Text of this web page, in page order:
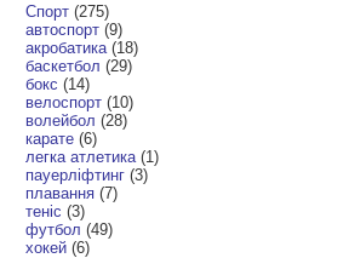
Спорт (275)
автоспорт (9)
акробатика (18)
баскетбол (29)
бокс (14)
велоспорт (10)
волейбол (28)
карате (6)
легка атлетика (1)
пауерліфтинг (3)
плавання (7)
теніс (3)
футбол (49)
хокей (6)